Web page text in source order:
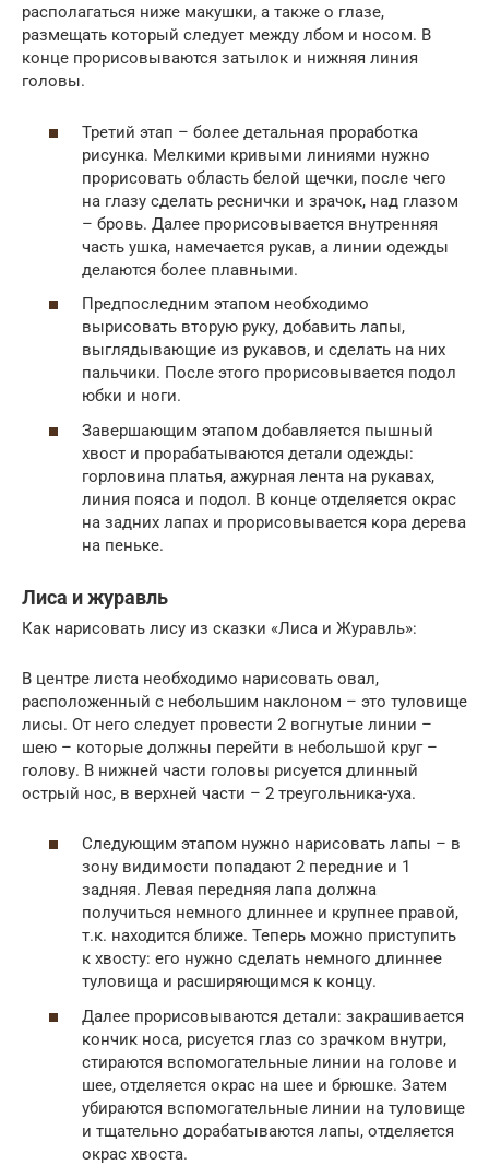
располагаться ниже макушки, а также о глазе,
размещать который следует между лбом и носом. В
конце прорисовываются затылок и нижняя линия
головы.
Третий этап – более детальная проработка
рисунка. Мелкими кривыми линиями нужно
прорисовать область белой щечки, после чего
на глазу сделать реснички и зрачок, над глазом
– бровь. Далее прорисовывается внутренняя
часть ушка, намечается рукав, а линии одежды
делаются более плавными.
Предпоследним этапом необходимо
вырисовать вторую руку, добавить лапы,
выглядывающие из рукавов, и сделать на них
пальчики. После этого прорисовывается подол
юбки и ноги.
Завершающим этапом добавляется пышный
хвост и прорабатываются детали одежды:
горловина платья, ажурная лента на рукавах,
линия пояса и подол. В конце отделяется окрас
на задних лапах и прорисовывается кора дерева
на пеньке.
Лиса и журавль
Как нарисовать лису из сказки «Лиса и Журавль»:
В центре листа необходимо нарисовать овал,
расположенный с небольшим наклоном – это туловище
лисы. От него следует провести 2 вогнутые линии –
шею – которые должны перейти в небольшой круг –
голову. В нижней части головы рисуется длинный
острый нос, в верхней части – 2 треугольника-уха.
Следующим этапом нужно нарисовать лапы – в
зону видимости попадают 2 передние и 1
задняя. Левая передняя лапа должна
получиться немного длиннее и крупнее правой,
т.к. находится ближе. Теперь можно приступить
к хвосту: его нужно сделать немного длиннее
туловища и расширяющимся к концу.
Далее прорисовываются детали: закрашивается
кончик носа, рисуется глаз со зрачком внутри,
стираются вспомогательные линии на голове и
шее, отделяется окрас на шее и брюшке. Затем
убираются вспомогательные линии на туловище
и тщательно дорабатываются лапы, отделяется
окрас хвоста.